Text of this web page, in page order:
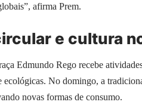
afirma Prem.
e cultura
Edmundo Rego recebe
ecológicas. No domingo, a
novas formas de consumo.